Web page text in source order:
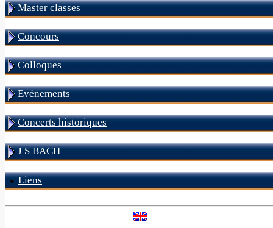
Master classes
Concours
Colloques
Evénements
Concerts historiques
J S BACH
Liens